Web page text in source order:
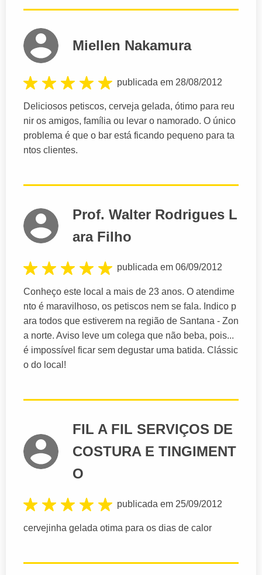
Miellen Nakamura
publicada em 28/08/2012
Deliciosos petiscos, cerveja gelada, ótimo para reu
nir os amigos, família ou levar o namorado. O único
problema é que o bar está ficando pequeno para ta
ntos clientes.
Prof. Walter Rodrigues L
ara Filho
publicada em 06/09/2012
Conheço este local a mais de 23 anos. O atendime
nto é maravilhoso, os petiscos nem se fala. Indico p
ara todos que estiverem na região de Santana - Zon
a norte. Aviso leve um colega que não beba, pois...
é impossível ficar sem degustar uma batida. Clássic
o do local!
FIL A FIL SERVIÇOS DE
COSTURA E TINGIMENT
O
publicada em 25/09/2012
cervejinha gelada otima para os dias de calor